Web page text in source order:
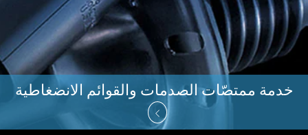
خدمة ممتصّات الصدمات والقوائم الانضغاطية